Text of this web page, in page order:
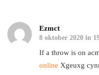
Ezmct
8 oktober 2020 in
If a throw is on
online Xgeuxg